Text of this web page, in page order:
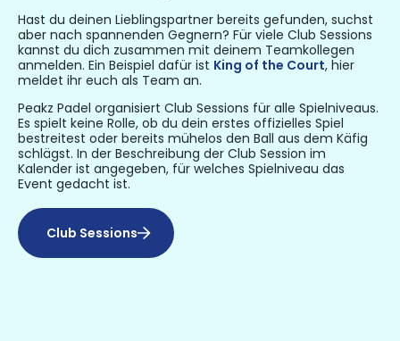
Hast du deinen Lieblingspartner bereits gefunden, suchst
aber nach spannenden Gegnern? Für viele Club Sessions
kannst du dich zusammen mit deinem Teamkollegen
anmelden. Ein Beispiel dafür ist King of the Court, hier
meldet ihr euch als Team an.
Peakz Padel organisiert Club Sessions für alle Spielniveaus.
Es spielt keine Rolle, ob du dein erstes offizielles Spiel
bestreitest oder bereits mühelos den Ball aus dem Käfig
schlägst. In der Beschreibung der Club Session im
Kalender ist angegeben, für welches Spielniveau das
Event gedacht ist.
Club Sessions